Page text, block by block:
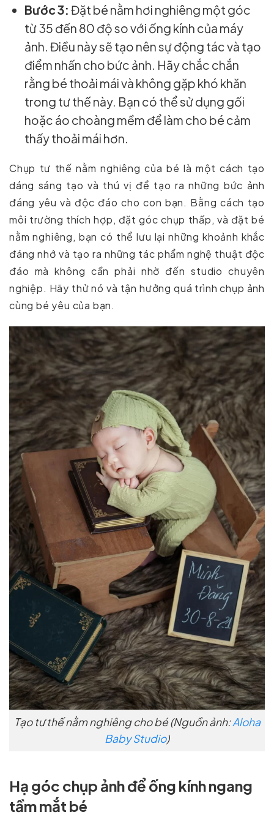
Bước 3:Đặt bé nằm hơi nghiêng một góc
từ 35 đến 80 độ so với ống kính của máy
ảnh. Điều này sẽ tạo nên sự động tác và tạo
điểm nhấn cho bức ảnh. Hãy chắc chắn
rằng bé thoải mái và không gặp khó khăn
trong tư thế này. Bạn có thể sử dụng gối
hoặc áo choàng mềm để làm cho bé cảm
thấy thoải mái hơn.
Chụp tư thế nằm nghiêng của bé là một cách tạo
dáng sáng tạo và thú vị để tạo ra những bức ảnh
đáng yêu và độc đáo cho con bạn. Bằng cách tạo
môi trường thích hợp, đặt góc chụp thấp, và đặt bé
nằm nghiêng, bạn có thể lưu lại những khoảnh khắc
đáng nhớ và tạo ra những tác phẩm nghệ thuật độc
đáo mà không cần phải nhờ đến studio chuyên
nghiệp. Hãy thử nó và tận hưởng quá trình chụp ảnh
cùng bé yêu của bạn.
Tạo tư thế nằm nghiêng cho bé (Nguồn ảnh:Aloha
Baby Studio)
Hạ góc chụp ảnh để ống kính ngang
tầm mắt bé